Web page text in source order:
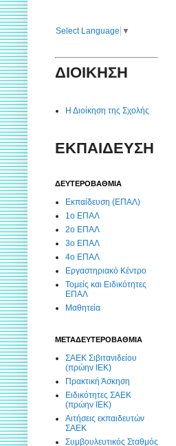
Select Language ▼
ΔΙΟΙΚΗΣΗ
Η Διοίκηση της Σχολής
ΕΚΠΑΙΔΕΥΣΗ
ΔΕΥΤΕΡΟΒΑΘΜΙΑ
Εκπαίδευση (ΕΠΑΛ)
1ο ΕΠΑΛ
2ο ΕΠΑΛ
3ο ΕΠΑΛ
4ο ΕΠΑΛ
Εργαστηριακό Κέντρο
Τομείς και Ειδικότητες
ΕΠΑΛ
Μαθητεία
ΜΕΤΑΔΕΥΤΕΡΟΒΑΘΜΙΑ
ΣΑΕΚ Σιβιτανιδείου
(πρώην ΙΕΚ)
Πρακτική Άσκηση
Ειδικότητες ΣΑΕΚ
(πρώην ΙΕΚ)
Αιτήσεις εκπαιδευτών
ΣΑΕΚ
Συμβουλευτικός Σταθμός